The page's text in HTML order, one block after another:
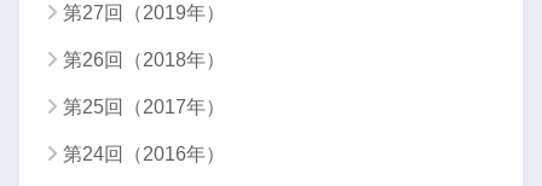
第27回（2019年）
第26回（2018年）
第25回（2017年）
第24回（2016年）